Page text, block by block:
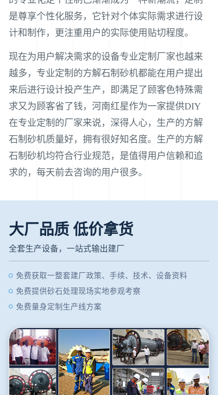
是尊享个性化服务，它针对个体实际需求进行设
计和制作，更注重用户的实际使用贴切程度。
现在为用户解决需求的设备专业定制厂家也越来
越多，专业定制的方解石制砂机都能在用户提出
来后进行设计投产生产，即满足了顾客色特殊需
求又为顾客省了钱，河南红星作为一家提供DIY
在专业定制的厂家来说，深得人心，生产的方解
石制砂机质量好，拥有很好知名度。生产的方解
石制砂机均符合行业规范，是值得用户信赖和追
求的，每天前去咨询的用户很多。
大厂品质 低价拿货
全套生产设备，一站式输出建厂
免费获取一整套建厂政策、手续、技术、设备资料
免费提供砂石处理现场实地参观考察
免费量身定制生产线方案